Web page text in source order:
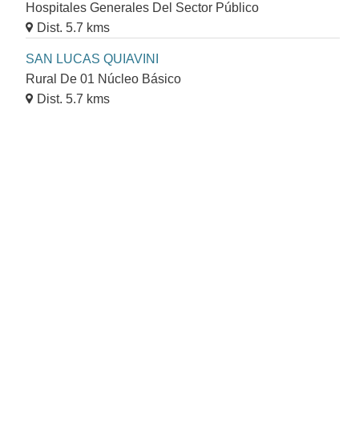
Hospitales Generales Del Sector Público
Dist. 5.7 kms
SAN LUCAS QUIAVINI
Rural De 01 Núcleo Básico
Dist. 5.7 kms